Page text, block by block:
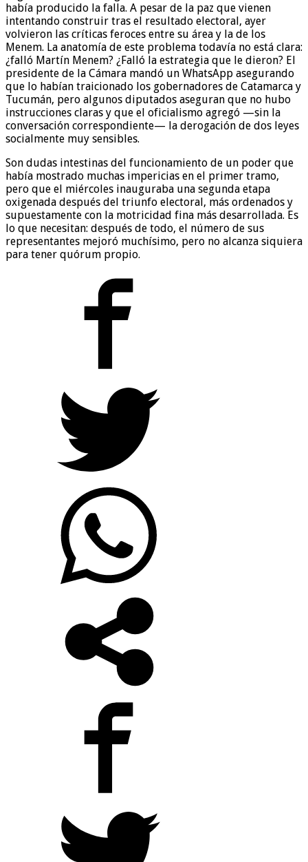
había producido la falla. A pesar de la paz que vienen
intentando construir tras el resultado electoral, ayer
volvieron las críticas feroces entre su área y la de los
Menem. La anatomía de este problema todavía no está clara:
¿falló Martín Menem? ¿Falló la estrategia que le dieron? El
presidente de la Cámara mandó un WhatsApp asegurando
que lo habían traicionado los gobernadores de Catamarca y
Tucumán, pero algunos diputados aseguran que no hubo
instrucciones claras y que el oficialismo agregó —sin la
conversación correspondiente— la derogación de dos leyes
socialmente muy sensibles.
Son dudas intestinas del funcionamiento de un poder que
había mostrado muchas impericias en el primer tramo,
pero que el miércoles inauguraba una segunda etapa
oxigenada después del triunfo electoral, más ordenados y
supuestamente con la motricidad fina más desarrollada. Es
lo que necesitan: después de todo, el número de sus
representantes mejoró muchísimo, pero no alcanza siquiera
para tener quórum propio.